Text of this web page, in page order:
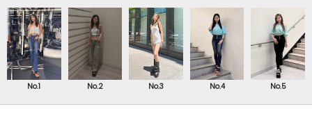
No.1 No.2 No.3 No.4 No.5